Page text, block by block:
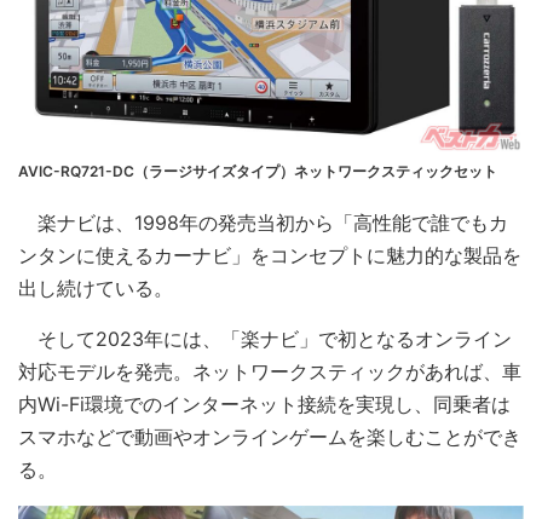
AVIC-RQ721-DC（ラージサイズタイプ）ネットワークスティックセット
楽ナビは、1998年の発売当初から「高性能で誰でもカ
ンタンに使えるカーナビ」をコンセプトに魅力的な製品を
出し続けている。
そして2023年には、「楽ナビ」で初となるオンライン
対応モデルを発売。ネットワークスティックがあれば、車
内Wi-Fi環境でのインターネット接続を実現し、同乗者は
スマホなどで動画やオンラインゲームを楽しむことができ
る。